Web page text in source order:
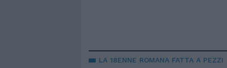
LA 18ENNE ROMANA FATTA A PEZZI